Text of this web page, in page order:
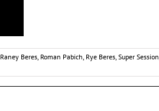
Raney Beres, Roman Pabich Rye Beres, Super Session